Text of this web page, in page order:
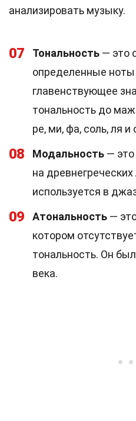
анализировать музыку.
07 Тональность — это
определенные
главенствующее
тональность до
ре, ми, фа, соль, ля и
08 Модальность — это
на
используется в
09 Атональность —
котором
тональность. Он
века.